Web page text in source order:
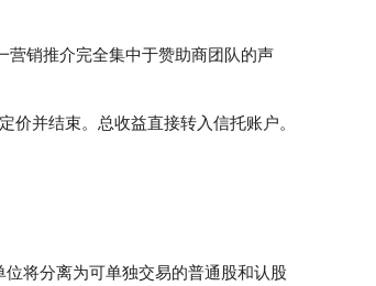
营销推介完全集中于赞助商团队的声
并结束。总收益直接转入信托账户。
将分离为可单独交易的普通股和认股